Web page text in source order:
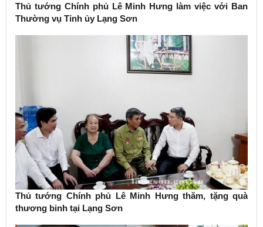
Thủ tướng Chính phủ Lê Minh Hưng làm việc với Ban
Thường vụ Tỉnh ủy Lạng Sơn
Thủ tướng Chính phủ Lê Minh Hưng thăm, tặng quà
thương binh tại Lạng Sơn